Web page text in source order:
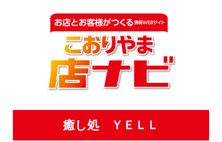
癒し処 ＹＥＬＬ